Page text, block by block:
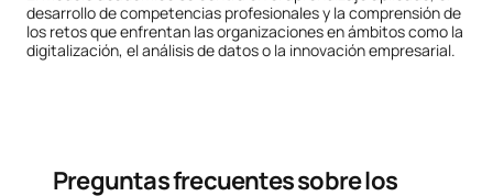
Preguntas frecuentes sobre los
desarrollo de competencias profesionales y la comprensión de
los retos que enfrentan las organizaciones en ámbitos como la
digitalización, el análisis de datos o la innovación empresarial.